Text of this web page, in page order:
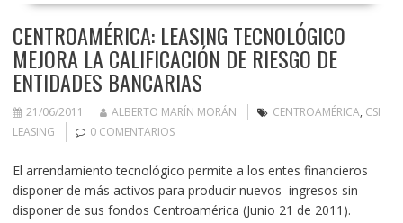
CENTROAMÉRICA: LEASING TECNOLÓGICO
MEJORA LA CALIFICACIÓN DE RIESGO DE
ENTIDADES BANCARIAS
21/06/2011 ALBERTO MARÍN MORÁN CENTROAMÉRICA, CSI
LEASING
0 COMENTARIOS
El arrendamiento tecnológico permite a los entes financieros
disponer de más activos para producir nuevos ingresos sin
disponer de sus fondos Centroamérica (Junio 21 de 2011).